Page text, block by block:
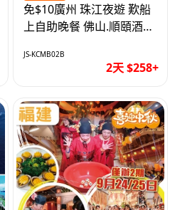
免$10廣州 珠江夜遊 歎船
上自助晚餐 佛山.順頤酒店
JS-KCMB02B
2天 $258+